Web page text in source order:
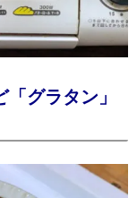
グラタン」